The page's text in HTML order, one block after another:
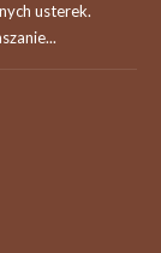
usterek.